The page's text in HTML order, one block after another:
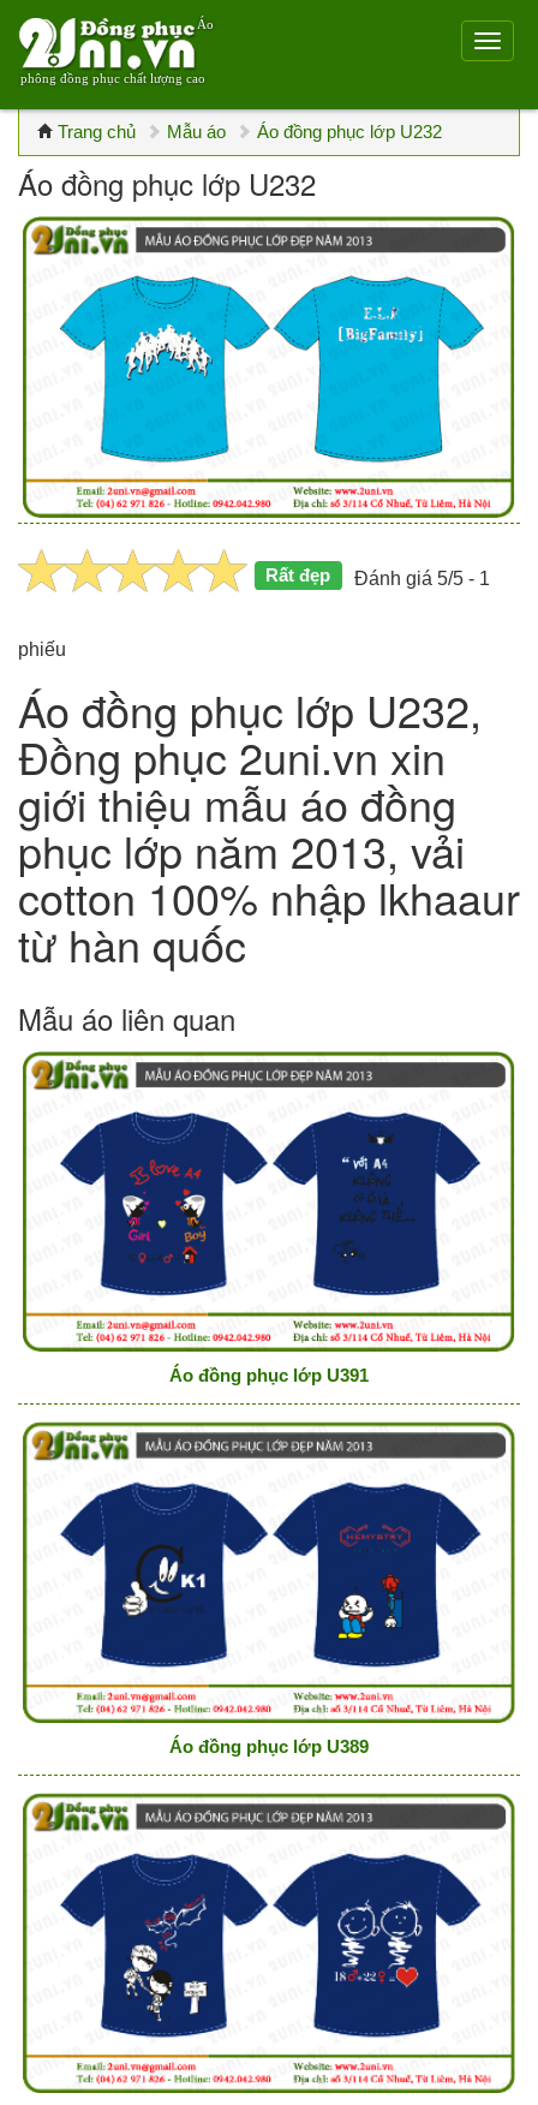
Áo
phông đồng phục chất lượng cao
Trang chủ Mẫu áo Áo đồng phục lớp U232
Áo đồng phục lớp U232
Rất đẹp Đánh giá 5/5 - 1
phiếu
Áo đồng phục lớp U232,
Đồng phục 2uni.vn xin
giới thiệu mẫu áo đồng
phục lớp năm 2013, vải
cotton 100% nhập lkhaaur
từ hàn quốc
Mẫu áo liên quan
Áo đồng phục lớp U391
Áo đồng phục lớp U389